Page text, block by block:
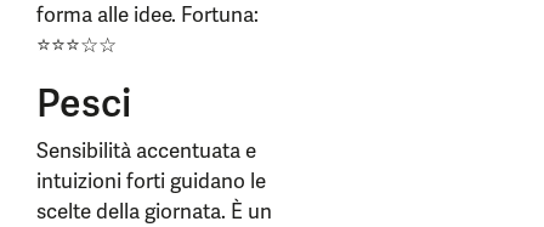
forma alle idee. Fortuna:
⭐⭐⭐☆☆
Pesci
Sensibilità accentuata e
intuizioni forti guidano le
scelte della giornata. È un